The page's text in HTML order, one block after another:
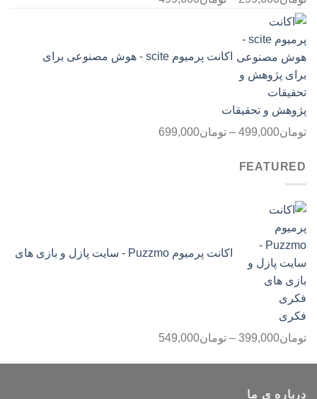
تا
اکانت پرمیوم scite - هوش مصنوعی برای
پژوهش و تحقیقات
تومان499,000
– تومان699,000محدوده
FEATURED
اکانت پرمیوم Puzzmo - سایت پازل و بازی های
فکری
تومان399,000
– تومان549,000
درباره ی ما